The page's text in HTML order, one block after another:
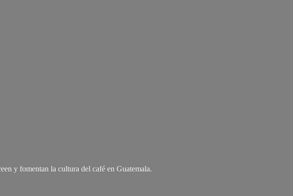
y fomentan la cultura del café en Guatemala.